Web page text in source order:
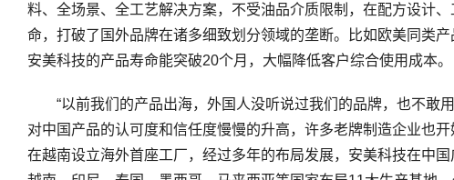
料、全场景、全工艺解决方案，不受油品介质限制，在配方设计
命，打破了国外品牌在诸多细致划分领域的垄断。比如欧美同类
安美科技的产品寿命能突破20个月，大幅降低客户综合使用成本。
“以前我们的产品出海，外国人没听说过我们的品牌，也不敢
对中国产品的认可度和信任度慢慢的升高，许多老牌制造企业也
在越南设立海外首座工厂，经过多年的布局发展，安美科技在中